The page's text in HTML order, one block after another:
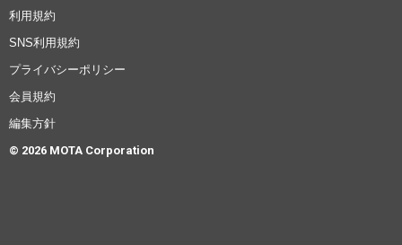
利用規約
SNS利用規約
プライバシーポリシー
会員規約
編集方針
© 2026 MOTA Corporation